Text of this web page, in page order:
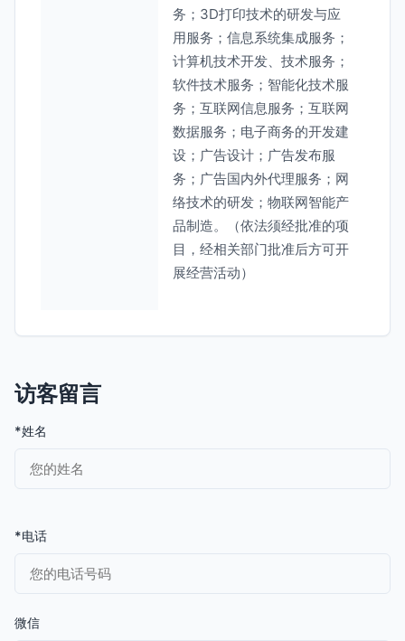
务；3D打印技术的研发与应
用服务；信息系统集成服务；
计算机技术开发、技术服务；
软件技术服务；智能化技术服
务；互联网信息服务；互联网
数据服务；电子商务的开发建
设；广告设计；广告发布服
务；广告国内外代理服务；网
络技术的研发；物联网智能产
品制造。（依法须经批准的项
目，经相关部门批准后方可开
展经营活动）
访客留言
*姓名
*电话
微信